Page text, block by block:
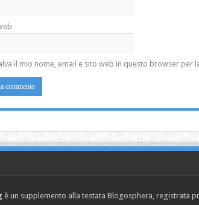
il mio nome, email e sito web in questo browser per
è un supplemento alla testata Blogosphera, registrata